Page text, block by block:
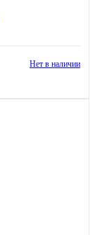
Нет в наличии